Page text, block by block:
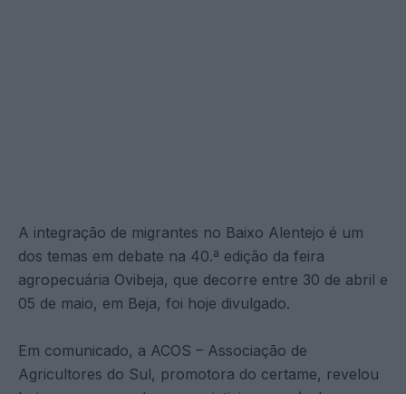
A integração de migrantes no Baixo Alentejo é um
dos temas em debate na 40.ª edição da feira
agropecuária Ovibeja, que decorre entre 30 de abril e
05 de maio, em Beja, foi hoje divulgado.
Em comunicado, a ACOS – Associação de
Agricultores do Sul, promotora do certame, revelou